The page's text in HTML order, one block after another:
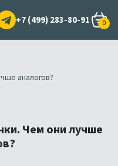
+7 (499) 283-80-91 0
аналогов?
Чем они лучше